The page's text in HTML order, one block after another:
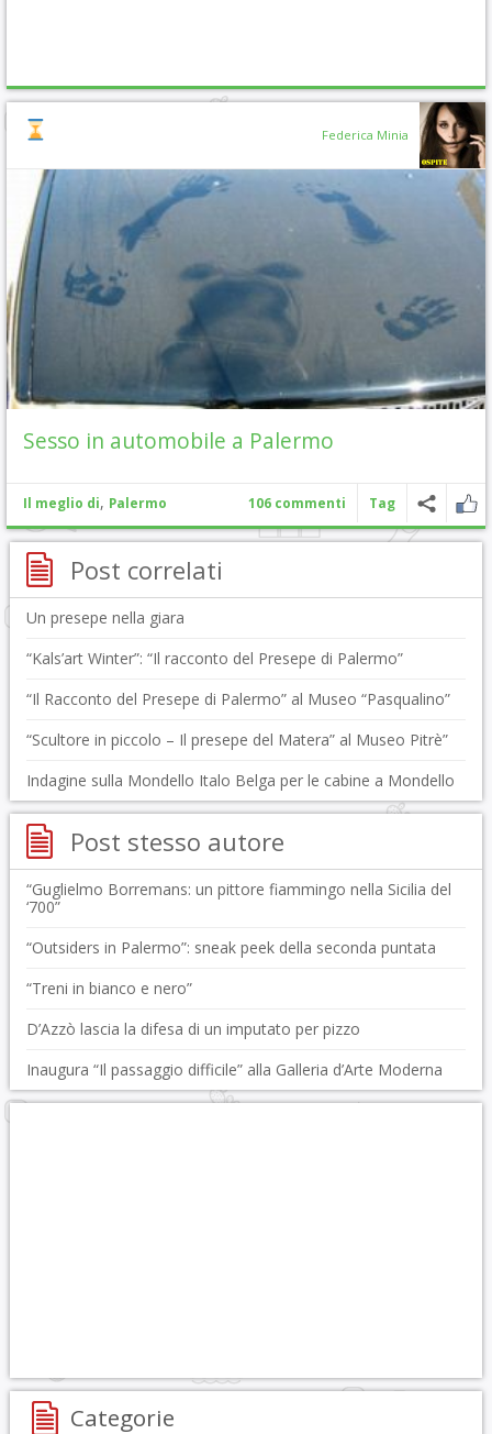
Federica Minia
Sesso in automobile a Palermo
Il meglio di, Palermo 106 commenti Tag
Post correlati
Un presepe nella giara
“Kals’art Winter”: “Il racconto del Presepe di Palermo”
“Il Racconto del Presepe di Palermo” al Museo “Pasqualino”
“Scultore in piccolo – Il presepe del Matera” al Museo Pitrè”
Indagine sulla Mondello Italo Belga per le cabine a Mondello
Post stesso autore
“Guglielmo Borremans: un pittore fiammingo nella Sicilia del
‘700”
“Outsiders in Palermo”: sneak peek della seconda puntata
“Treni in bianco e nero”
D’Azzò lascia la difesa di un imputato per pizzo
Inaugura “Il passaggio difficile” alla Galleria d’Arte Moderna
Categorie